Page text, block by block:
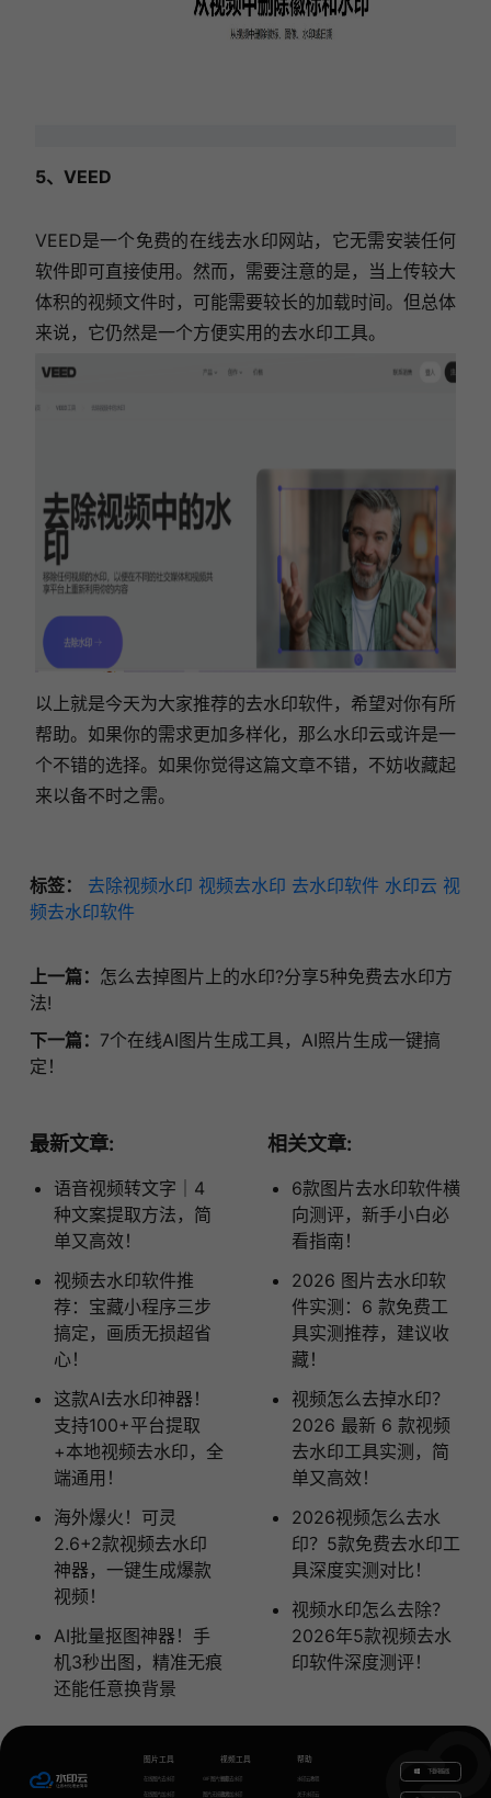
5、VEED
VEED是一个免费的在线去水印网站，它无需安装任何
软件即可直接使用。然而，需要注意的是，当上传较大
体积的视频文件时，可能需要较长的加载时间。但总体
来说，它仍然是一个方便实用的去水印工具。
以上就是今天为大家推荐的去水印软件，希望对你有所
帮助。 如果你的需求更加多样化，那么水印云或许是一
个不错的选择。 如果你觉得这篇文章不错，不妨收藏起
来以备不时之需。
标签： 去除视频水印 视频去水印 去水印软件 水印云 视
频去水印软件
上一篇： 怎么去掉图片上的水印?分享5种免费去水印方
法!
下一篇： 7个在线AI图片生成工具，AI照片生成一键搞
定！
最新文章:
语音视频转文字｜4
种文案提取方法，简
单又高效！
视频去水印软件推
荐：宝藏小程序三步
搞定，画质无损超省
心！
这款AI去水印神器！
支持100+平台提取
+本地视频去水印，全
端通用！
海外爆火！可灵
2.6+2款视频去水印
神器，一键生成爆款
视频！
AI批量抠图神器！手
机3秒出图，精准无痕
还能任意换背景
相关文章:
6款图片去水印软件横
向测评，新手小白必
看指南！
2026 图片去水印软
件实测：6 款免费工
具实测推荐，建议收
藏！
视频怎么去掉水印？
2026 最新 6 款视频
去水印工具实测，简
单又高效！
2026视频怎么去水
印？5款免费去水印工
具深度实测对比！
视频水印怎么去除？
2026年5款视频去水
印软件深度测评！
图片工具
在线图片去水印
在线图片加水印
GIF图片生成
图片无损放大
视频工具
视频去水印
视频加水印
帮助
水印云教程
关于水印云
下载电脑版